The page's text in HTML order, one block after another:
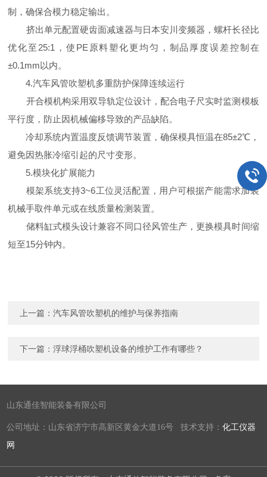
制，确保合模力稳定输出。
挤出单元配置硬齿面减速器与日本安川变频器，螺杆长径比
优化至25:1，使PE原料塑化更均匀，制品厚度误差控制在
±0.1mm以内。
4.汽车风管吹塑机多重防护保障连续运行
开合模机构采用双导轨定位设计，配合电子尺实时监测模板
平行度，防止因机械偏移导致的产品缺陷。
冷却系统内置温度反馈调节装置，确保模具恒温在85±2℃，
避免因热胀冷缩引起的尺寸变形。
5.模块化扩展能力
模架系统支持3~6工位灵活配置，用户可根据产能需求加装
机械手取件单元或在线质量检测装置。
储料缸式模头设计兼容不同口径风管生产，更换模具时间缩
短至15分钟内。
上一篇：汽车风管吹塑机的维护与保养指南
下一篇：浮球浮桶吹塑机设备的维护工作有哪些？
山东通佳智能装备有限公司
公司地址：山东省济宁市高新区黄金大道16号 技术支持：化工仪器
网